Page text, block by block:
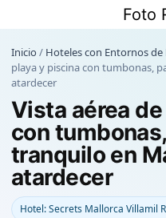
contenido
Foto
Inicio / Hoteles con Entornos de
playa y piscina con tumbonas,
atardecer
Vista aérea
con
tranquilo en
atardecer
Hotel: Secrets Mallorca Villamil